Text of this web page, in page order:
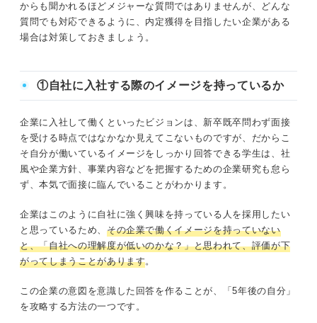
からも聞かれるほどメジャーな質問ではありませんが、どんな
質問でも対応できるように、内定獲得を目指したい企業がある
場合は対策しておきましょう。
①自社に入社する際のイメージを持っているか
企業に入社して働くといったビジョンは、新卒既卒問わず面接
を受ける時点ではなかなか見えてこないものですが、だからこ
そ自分が働いているイメージをしっかり回答できる学生は、社
風や企業方針、事業内容などを把握するための企業研究も怠ら
ず、本気で面接に臨んでいることがわかります。
企業はこのように自社に強く興味を持っている人を採用したい
と思っているため、 その企業で働くイメージを持っていない
と、「自社への理解度が低いのかな？」と思われて、評価が下
がってしまうことがあります。
この企業の意図を意識した回答を作ることが、「5年後の自分」
を攻略する方法の一つです。